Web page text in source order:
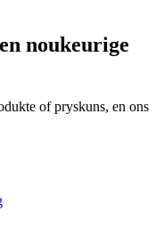
noukeurige
of pryskuns, en ons